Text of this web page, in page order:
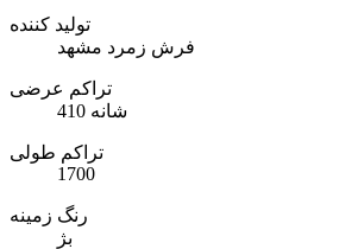
تولید کننده
فرش زمرد مشهد
تراکم عرضی
410 شانه
تراکم طولی
1700
رنگ زمینه
بژ